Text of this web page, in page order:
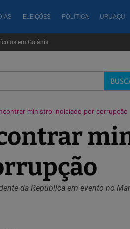
ELEIÇÕES POLÍTICA URUAÇU
em Goiânia
ministro indiciado por corrupção
da República em evento no